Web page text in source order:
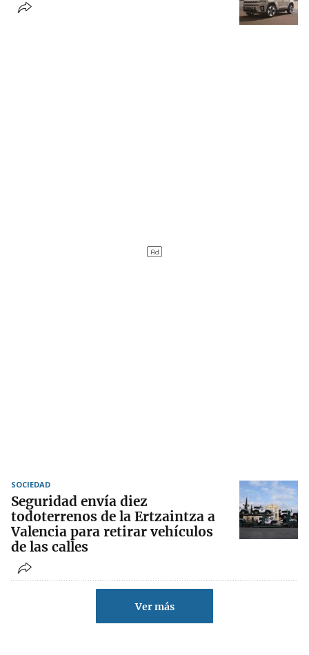
SOCIEDAD
Seguridad envía diez
todoterrenos de la Ertzaintza a
Valencia para retirar vehículos
de las calles
Ver más